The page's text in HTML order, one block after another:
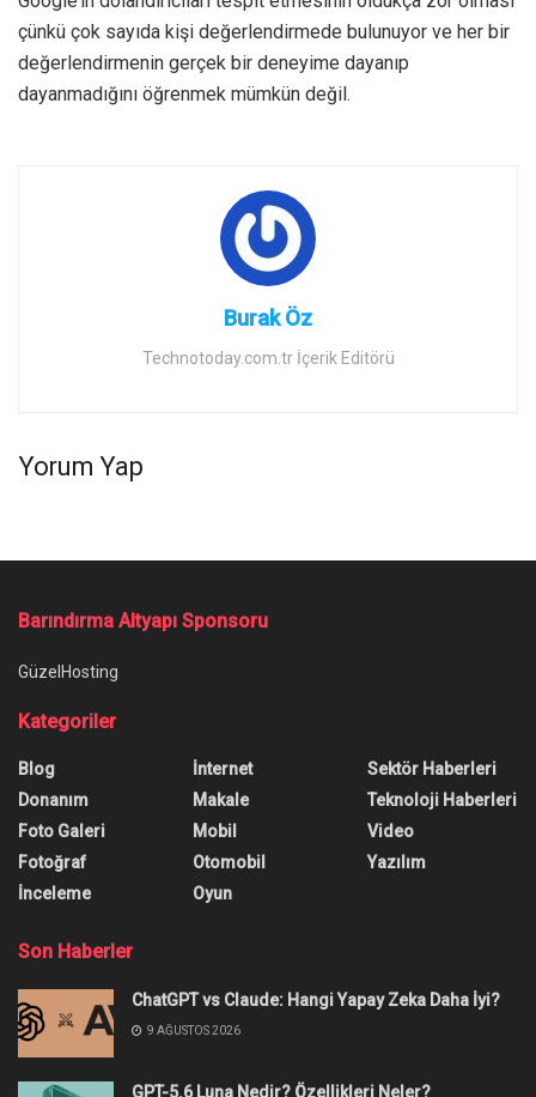
çünkü çok sayıda kişi değerlendirmede bulunuyor ve her bir
değerlendirmenin gerçek bir deneyime dayanıp
dayanmadığını öğrenmek mümkün değil.
Burak Öz
Technotoday.com.tr İçerik Editörü
Yorum Yap
Yeni Twitch Bağış Özelliği
Geliyor!
Yeni Twitch bağış özelliği yayıncılar iyi bir amaç
için açtığı bağış yayınlarını daha kolay yönetebilir
hâle gelecek.
Yazar: Burak Öz